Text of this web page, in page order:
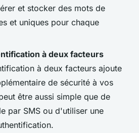
et stocker des mots de
et uniques pour chaque
à deux facteurs
à deux facteurs ajoute
de sécurité à vos
être aussi simple que de
par SMS ou d'utiliser une